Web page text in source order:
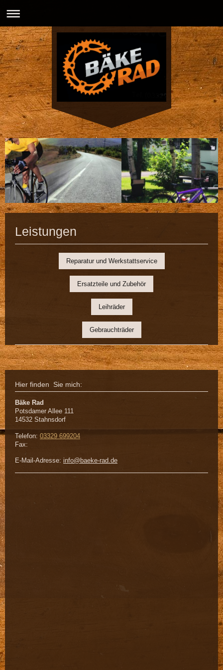
Leistungen
Reparatur und Werkstattservice
Ersatzteile und Zubehör
Leihräder
Gebrauchträder
Hier finden Sie mich:
Bäke Rad
Potsdamer Allee 111
14532 Stahnsdorf
Telefon: 03329 699204
Fax:
E-Mail-Adresse: info@baeke-rad.de